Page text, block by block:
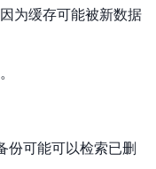
为缓存可能被新数据
份可能可以检索已删